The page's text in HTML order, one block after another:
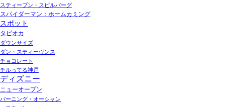
スティーブン・スピルバーグ
スパイダーマン：ホームカミング
スポット
タピオカ
ダウンサイズ
ダン・スティーヴンス
チョコレート
チルってる神戸
ディズニー
ニューオープン
バーニング・オーシャン